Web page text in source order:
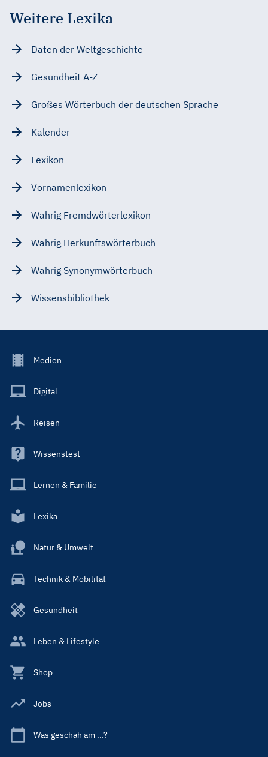
Weitere Lexika
Daten der Weltgeschichte
Gesundheit A-Z
Großes Wörterbuch der deutschen Sprache
Kalender
Lexikon
Vornamenlexikon
Wahrig Fremdwörterlexikon
Wahrig Herkunftswörterbuch
Wahrig Synonymwörterbuch
Wissensbibliothek
Footer
Main
Medien
Digital
Reisen
Wissenstest
Lernen & Familie
Lexika
Natur & Umwelt
Technik & Mobilität
Gesundheit
Leben & Lifestyle
Shop
Jobs
Was geschah am ...?